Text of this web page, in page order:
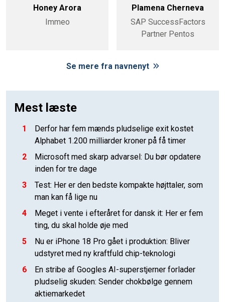
Honey Arora
Immeo
Plamena Cherneva
SAP SuccessFactors
Partner Pentos
Se mere fra navnenyt
Mest læste
1
Derfor har fem mænds pludselige exit kostet
Alphabet 1.200 milliarder kroner på få timer
2
Microsoft med skarp advarsel: Du bør opdatere
inden for tre dage
3
Test: Her er den bedste kompakte højttaler, som
man kan få lige nu
4
Meget i vente i efteråret for dansk it: Her er fem
ting, du skal holde øje med
5
Nu er iPhone 18 Pro gået i produktion: Bliver
udstyret med ny kraftfuld chip-teknologi
6
En stribe af Googles AI-superstjerner forlader
pludselig skuden: Sender chokbølge gennem
aktiemarkedet